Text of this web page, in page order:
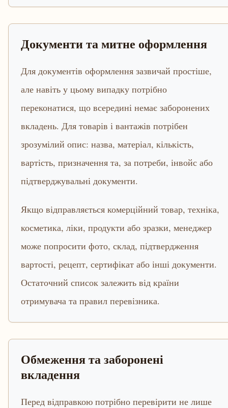
Документи та митне оформлення
Для документів оформлення зазвичай простіше,
але навіть у цьому випадку потрібно
переконатися, що всередині немає заборонених
вкладень. Для товарів і вантажів потрібен
зрозумілий опис: назва, матеріал, кількість,
вартість, призначення та, за потреби, інвойс або
підтверджувальні документи.
Якщо відправляється комерційний товар, техніка,
косметика, ліки, продукти або зразки, менеджер
може попросити фото, склад, підтвердження
вартості, рецепт, сертифікат або інші документи.
Остаточний список залежить від країни
отримувача та правил перевізника.
Обмеження та заборонені
вкладення
Перед відправкою потрібно перевірити не лише